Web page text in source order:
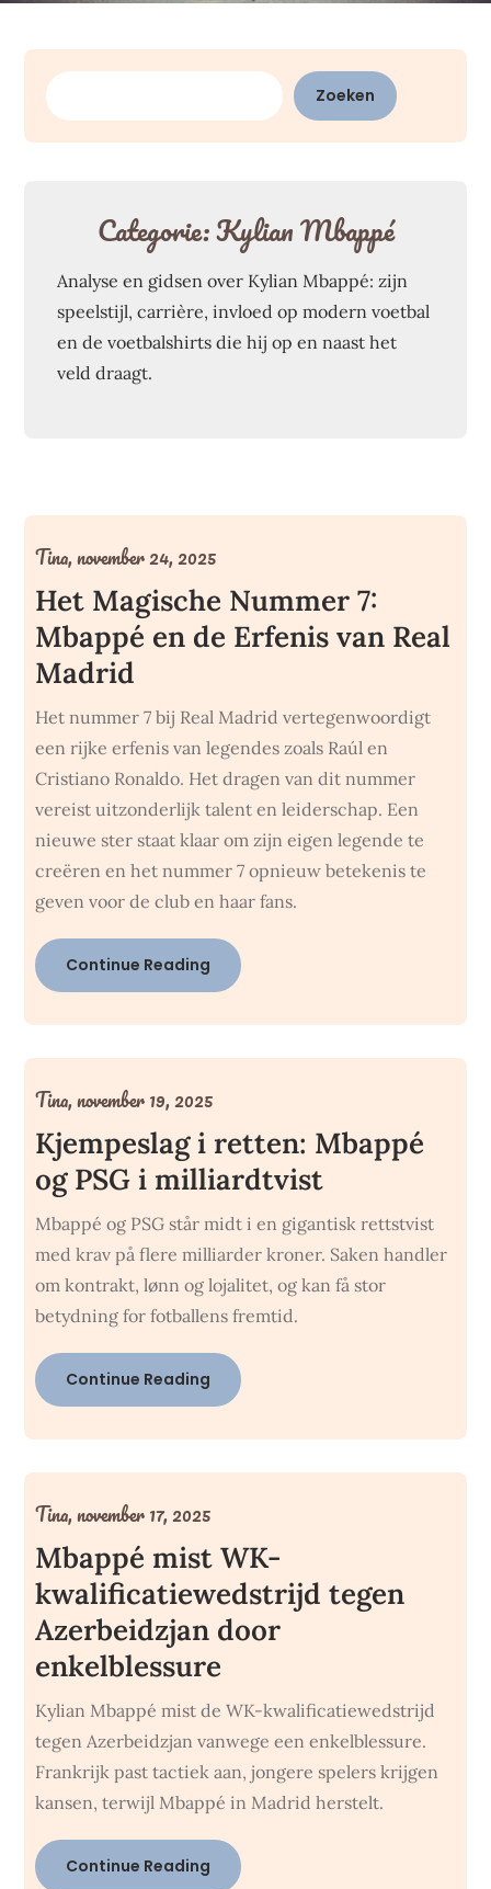
Zoeken
Zoeken
Categorie:Kylian Mbappé
Analyse en gidsen over Kylian Mbappé: zijn
speelstijl, carrière, invloed op modern voetbal
en de voetbalshirts die hij op en naast het
veld draagt.
Het Magische Nummer 7:
Mbappé en de Erfenis van Real
Madrid
Tina,november 24, 2025
Het nummer 7 bij Real Madrid vertegenwoordigt
een rijke erfenis van legendes zoals Raúl en
Cristiano Ronaldo. Het dragen van dit nummer
vereist uitzonderlijk talent en leiderschap. Een
nieuwe ster staat klaar om zijn eigen legende te
creëren en het nummer 7 opnieuw betekenis te
geven voor de club en haar fans.
Continue Reading
Kjempeslag i retten: Mbappé
og PSG i milliardtvist
Tina,november 19, 2025
Mbappé og PSG står midt i en gigantisk rettstvist
med krav på flere milliarder kroner. Saken handler
om kontrakt, lønn og lojalitet, og kan få stor
betydning for fotballens fremtid.
Continue Reading
Mbappé mist WK-
kwalificatiewedstrijd tegen
Azerbeidzjan door
enkelblessure
Tina,november 17, 2025
Kylian Mbappé mist de WK-kwalificatiewedstrijd
tegen Azerbeidzjan vanwege een enkelblessure.
Frankrijk past tactiek aan, jongere spelers krijgen
kansen, terwijl Mbappé in Madrid herstelt.
Continue Reading